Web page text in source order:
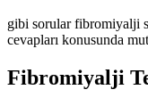
gibi sorular fibromiyalji
cevapları konusunda
Fibromiyalji